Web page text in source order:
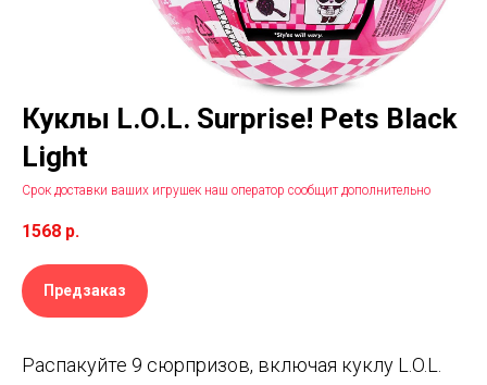
Куклы L.O.L. Surprise! Pets Black
Light
Cрок доставки ваших игрушек наш оператор сообщит дополнительно
1568 р.
Предзаказ
Распакуйте 9 сюрпризов, включая куклу L.O.L.